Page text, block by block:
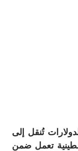
تُنقل إلى
تعمل ضمن